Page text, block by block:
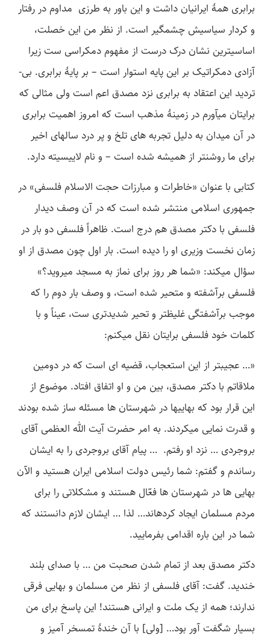
برابری همۀ ایرانیان داشت و این باور به طرزی مداوم در رفتار
و کردار سیاسیش چشمگیر است. از نظر من این خصلت،
اساسی­ترین نشان درک درست از مفهوم دمکراسی ست زیرا
آزادی دمکراتیک بر این پایه استوار است – بر پایۀ برابری. بی­
تردید این اعتقاد به برابری نزد مصدق اعم است ولی مثالی که
برایتان می­آورم در زمینۀ مذهب است که امروز اهمیت برابری
در آن میدان به دلیل تجربه­ های تلخ و پر درد سال­های اخیر
برای ما روشن­تر از همیشه شده است – و نام لاییسیته دارد.
کتابی با عنوان «خاطرات و مبارزات حجت الاسلام فلسفی» در
جمهوری اسلامی منتشر شده است که در آن وصف دیدار
فلسفی با دکتر مصدق هم درج است. ظاهراً فلسفی دو بار در
زمان نخست وزیری او را دیده است. بار اول چون مصدق از او
سؤال می­کند: «شما هر روز برای نماز به مسجد می­روید؟»
فلسفی برآشفته و متحیر شده است، و وصف بار دوم را که
موجب برآشفتگی غلیظ­تر و تحیر شدیدتری ست، عیناً و با
کلمات خود فلسفی برایتان نقل می­کنم:
«… عجیب­تر از این استعجاب، قضیه­ ای است که در دومین
ملاقاتم با دکتر مصدق، بین من و او اتفاق افتاد. موضوع از
این قرار بود که بهایی­ها در شهرستان­ ها مسئله ساز شده بودند
و قدرت نمایی می­کردند. به امر حضرت آیت الله العظمی آقای
بروجردی … نزد او رفتم. … پیام آقای بروجردی را به ایشان
رساندم و گفتم: شما رئیس دولت اسلامی ایران هستید و الآن
بهایی­ ها در شهرستان­ ها فعّال هستند و مشکلاتی را برای
مردم مسلمان ایجاد کرده­اند… لذا … ایشان لازم دانستند که
شما در این باره اقدامی بفرمایید.
دکتر مصدق بعد از تمام شدن صحبت من … با صدای بلند
خندید. گفت: آقای فلسفی از نظر من مسلمان و بهایی فرقی
ندارند؛ همه از یک ملت و ایرانی هستند! این پاسخ برای من
بسیار شگفت آور بود… [ولی] با آن خندۀ تمسخر آمیز و